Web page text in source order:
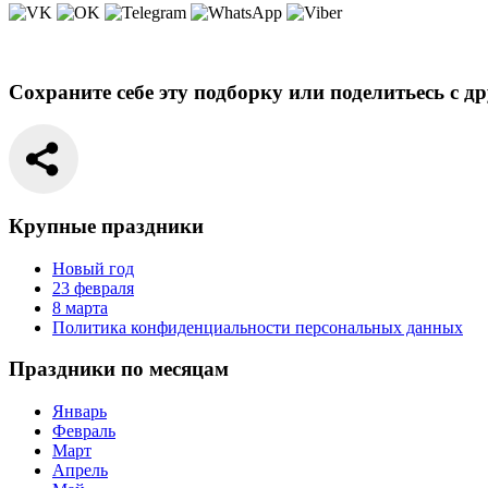
Сохраните себе эту подборку или поделитьесь с
Крупные праздники
Новый год
23 февраля
8 марта
Политика конфиденциальности персональных данных
Праздники по месяцам
Январь
Февраль
Март
Апрель